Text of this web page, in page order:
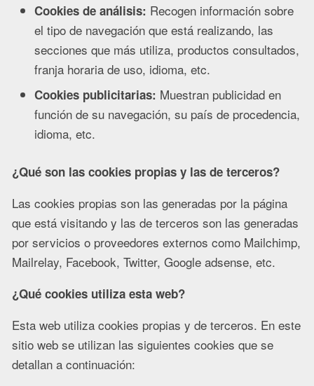
Cookies de análisis: Recogen información sobre
el tipo de navegación que está realizando, las
secciones que más utiliza, productos consultados,
franja horaria de uso, idioma, etc.
Cookies publicitarias: Muestran publicidad en
función de su navegación, su país de procedencia,
idioma, etc.
¿Qué son las cookies propias y las de terceros?
Las cookies propias son las generadas por la página
que está visitando y las de terceros son las generadas
por servicios o proveedores externos como Mailchimp,
Mailrelay, Facebook, Twitter, Google adsense, etc.
¿Qué cookies utiliza esta web?
Esta web utiliza cookies propias y de terceros. En este
sitio web se utilizan las siguientes cookies que se
detallan a continuación: